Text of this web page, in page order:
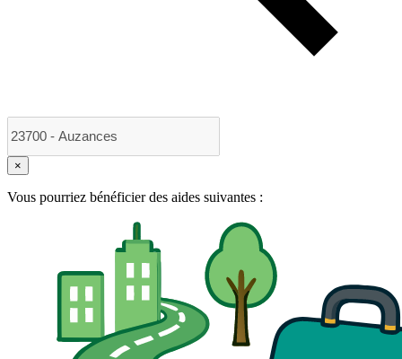
×
Vous pourriez bénéficier des aides suivantes :